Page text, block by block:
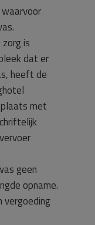
is
dat er
heeft de
met
geen
opname.
vergoeding